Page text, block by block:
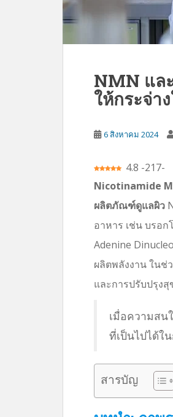
NMN แล
ให้กระจ่า
6 สิงหาคม 2024
4.8 -217-
Nicotinamide
ผลิตภัณฑ์ดูแลผิว
อาหาร เช่น บรอ
Adenine
ผลิตพลังงาน ในช่
และการปรับปรุง
เมื่อความสน
ที่เป็นไปได้ใ
สารบัญ